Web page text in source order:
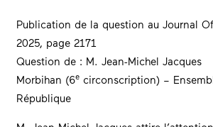
Publication de la question au Journal
2025, page 2171
Question de : M. Jean-Michel Jacques
Morbihan (6ecirconscription) –
République